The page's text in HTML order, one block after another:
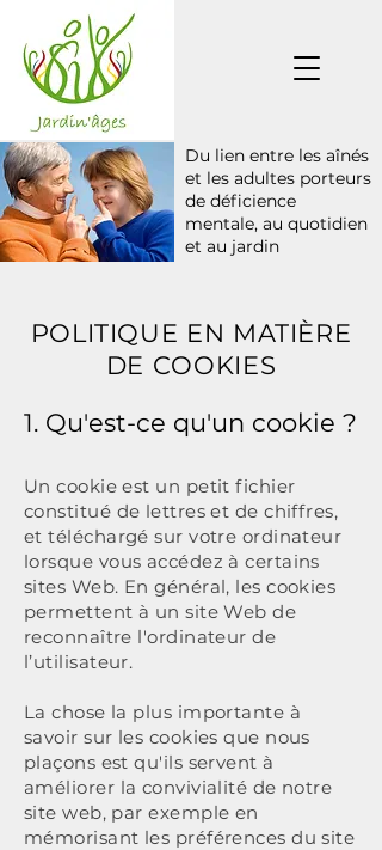
Du lien entre les aînés
et les adultes porteurs
de déficience
mentale, au quotidien
et au jardin
POLITIQUE EN MATIÈRE
DE COOKIES
1. Qu'est-ce qu'un cookie ?
Un cookie est un petit fichier
constitué de lettres et de chiffres,
et téléchargé sur votre ordinateur
lorsque vous accédez à certains
sites Web. En général, les cookies
permettent à un site Web de
reconnaître l'ordinateur de
l’utilisateur.
La chose la plus importante à
savoir sur les cookies que nous
plaçons est qu'ils servent à
améliorer la convivialité de notre
site web, par exemple en
mémorisant les préférences du site